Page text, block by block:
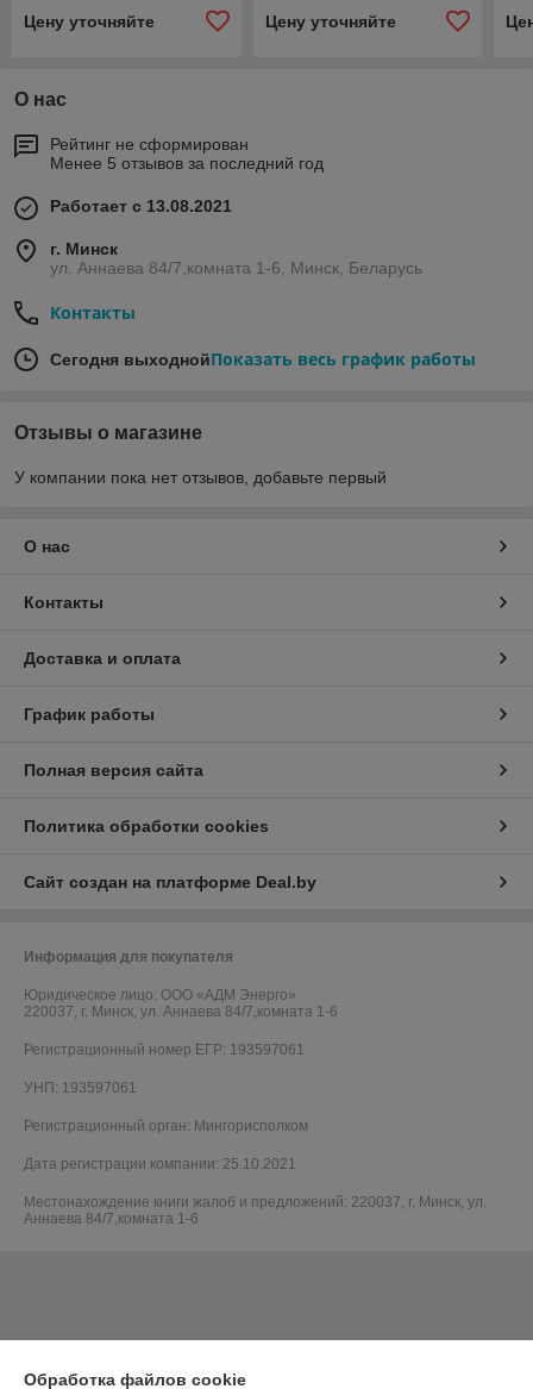
Цену уточняйте
Цену уточняйте
О нас
Рейтинг не сформирован
Менее 5 отзывов за последний год
Работает с 13.08.2021
г. Минск
ул. Аннаева 84/7,комната 1-6, Минск, Беларусь
Контакты
Сегодня выходнойПоказать весь график работы
Отзывы о магазине
У компании пока нет отзывов, добавьте первый
О нас
Контакты
Доставка и оплата
График работы
Полная версия сайта
Политика обработки cookies
Сайт создан на платформе Deal.by
Информация для покупателя
Юридическое лицо: ООО «АДМ Энерго»
220037, г. Минск, ул. Аннаева 84/7,комната 1-6
Регистрационный номер ЕГР: 193597061
УНП: 193597061
Регистрационный орган: Мингорисполком
Дата регистрации компании: 25.10.2021
Местонахождение книги жалоб и предложений: 220037, г. Минск, ул.
Аннаева 84/7,комната 1-6
Обработка файлов cookie